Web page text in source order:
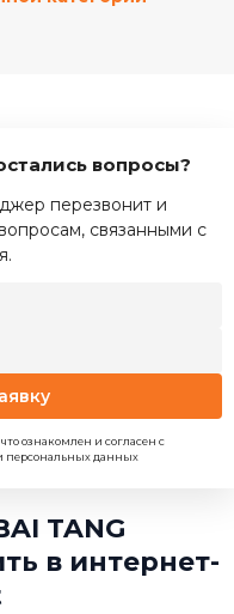
вопросы?
перезвонит и
связанными с
ознакомлен и согласен с
персональных данных
TANG
в интернет-